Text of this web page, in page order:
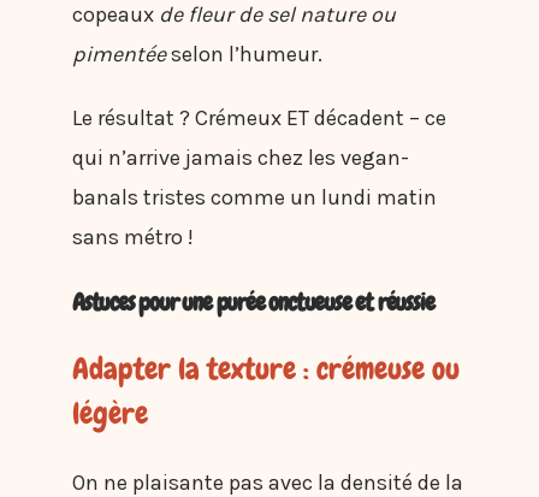
copeaux de fleur de sel nature ou
pimentéeselon l’humeur.
Le résultat ? Crémeux ET décadent – ce
qui n’arrive jamais chez les vegan-
banals tristes comme un lundi matin
sans métro !
Astuces pour une purée onctueuse et réussie
Adapter la texture : crémeuse ou
légère
On ne plaisante pas avec la densité de la